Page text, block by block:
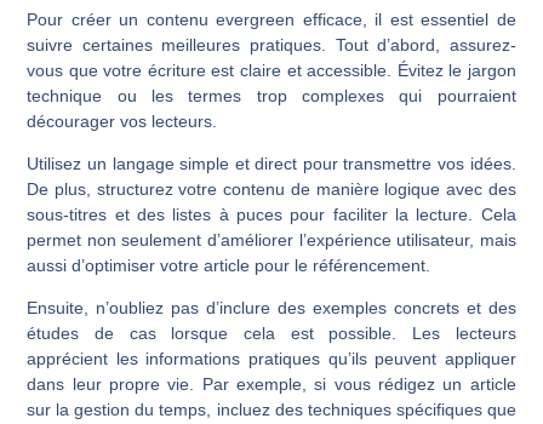
Pour créer un contenu evergreen efficace, il est essentiel de
suivre certaines meilleures pratiques. Tout d’abord, assurez-
vous que votre écriture est claire et accessible. Évitez le jargon
technique ou les termes trop complexes qui pourraient
décourager vos lecteurs.
Utilisez un langage simple et direct pour transmettre vos idées.
De plus, structurez votre contenu de manière logique avec des
sous-titres et des listes à puces pour faciliter la lecture. Cela
permet non seulement d’améliorer l’expérience utilisateur, mais
aussi d’optimiser votre article pour le référencement.
Ensuite, n’oubliez pas d’inclure des exemples concrets et des
études de cas lorsque cela est possible. Les lecteurs
apprécient les informations pratiques qu’ils peuvent appliquer
dans leur propre vie. Par exemple, si vous rédigez un article
sur la gestion du temps, incluez des techniques spécifiques que